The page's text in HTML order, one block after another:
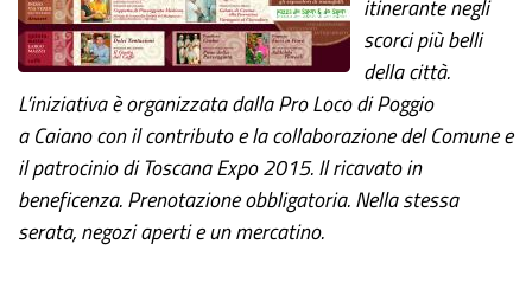
itinerante negli
scorci più belli
della città.
L’iniziativa è organizzata dalla Pro Loco di Poggio
a Caiano con il contributo e la collaborazione del Comune e
il patrocinio di Toscana Expo 2015. Il ricavato in
beneficenza. Prenotazione obbligatoria. Nella stessa
serata, negozi aperti e un mercatino.